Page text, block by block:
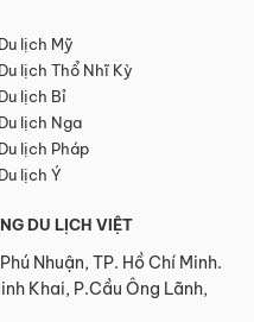
Du lịch Mỹ
Du lịch Thổ Nhĩ Kỳ
Du lịch Bỉ
Du lịch Nga
Du lịch Pháp
Du lịch Ý
DU LỊCH VIỆT
Nhuận, TP. Hồ Chí Minh.
Khai, P.Cầu Ông Lãnh,